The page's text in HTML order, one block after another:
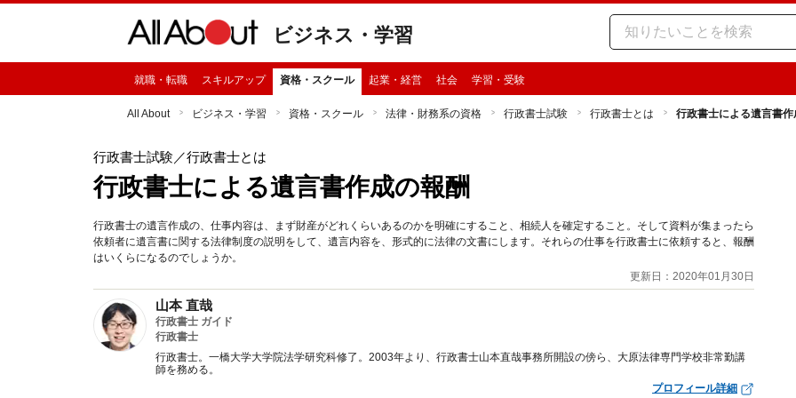
ビジネス・学習
就職・転職 スキルアップ 資格・スクール 起業・経営 社会 学習・受験
All About ビジネス・学習 資格・スクール 法律・財務系の資格 行政書士試験 行政書士とは 行政書士による遺言書作
行政書士試験 ／行政書士とは
行政書士による遺言書作成の報酬
行政書士の遺言作成の、仕事内容は、まず財産がどれくらいあるのかを明確にすること、相続人を確定すること。そして資料が集まったら
依頼者に遺言書に関する法律制度の説明をして、遺言内容を、形式的に法律の文書にします。それらの仕事を行政書士に依頼すると、報酬
はいくらになるのでしょうか。
更新日：2020年01月30日
山本 直哉
行政書士 ガイド
行政書士
行政書士。一橋大学大学院法学研究科修了。2003年より、行政書士山本直哉事務所開設の傍ら、大原法律専門学校非常勤講
師を務める。
プロフィール詳細